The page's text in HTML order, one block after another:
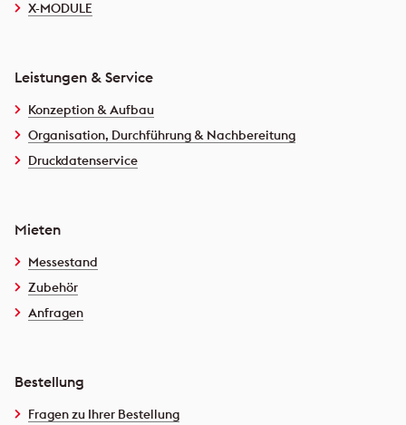
X-MODULE
Leistungen & Service
Konzeption & Aufbau
Organisation, Durchführung & Nachbereitung
Druckdatenservice
Mieten
Messestand
Zubehör
Anfragen
Bestellung
Fragen zu Ihrer Bestellung